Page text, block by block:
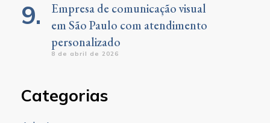
Empresa de comunicação visual
em São Paulo com atendimento
personalizado
8 de abril de 2026
Categorias